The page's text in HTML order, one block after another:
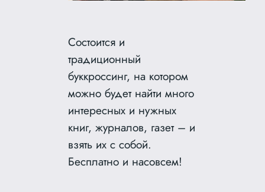
Состоится и
традиционный
буккроссинг, на котором
можно будет найти много
интересных и нужных
книг, журналов, газет – и
взять их с собой.
Бесплатно и насовсем!